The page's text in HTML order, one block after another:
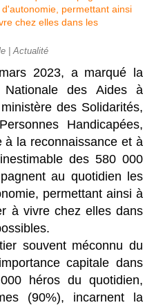
| Actualité
2023, a marqué la
Nationale des Aides à
des Solidarités,
Handicapées,
à la reconnaissance et à
des 580 000
au quotidien les
permettant ainsi à
à vivre chez elles dans
souvent méconnu du
capitale dans
héros du quotidien,
(90%), incarnent la